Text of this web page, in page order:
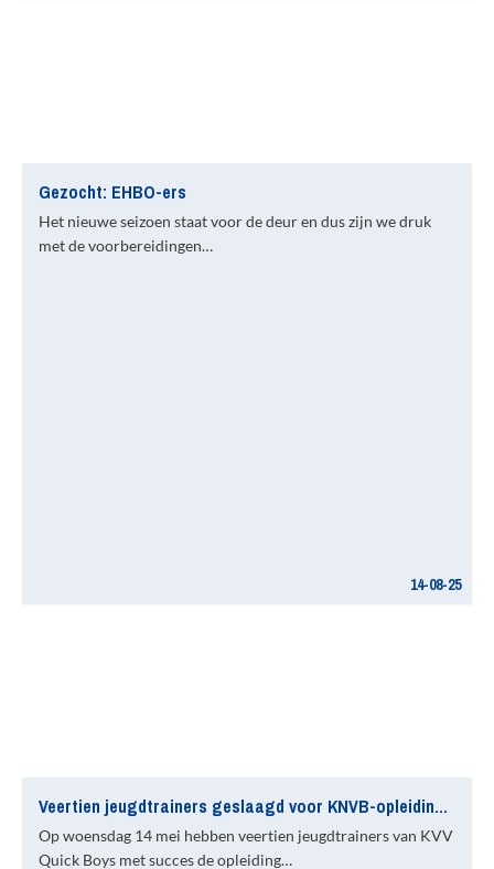
Gezocht: EHBO-ers
Het nieuwe seizoen staat voor de deur en dus zijn we druk
met de voorbereidingen…
14-08-25
Veertien jeugdtrainers geslaagd voor KNVB-opleiding VC1
Op woensdag 14 mei hebben veertien jeugdtrainers van KVV
Quick Boys met succes de opleiding…